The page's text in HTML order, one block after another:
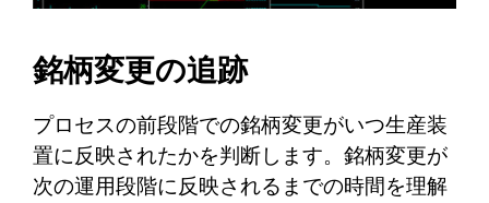
銘柄変更の追跡
プロセスの前段階での銘柄変更がいつ生産装
置に反映されたかを判断します。銘柄変更が
次の運用段階に反映されるまでの時間を理解